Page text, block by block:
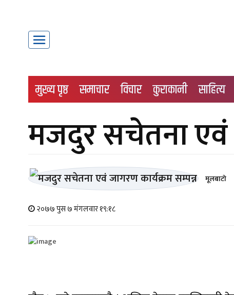
मुख्य पृष्ठ समाचार विचार कुराकानी साहित्य
मजदुर सचेतना एवं
मूलबाटाे
२०७७ पुस ७ मंगलवार १९:१८